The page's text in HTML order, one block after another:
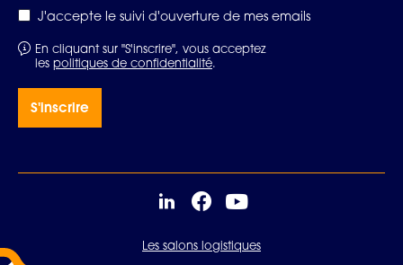
J'accepte le suivi d'ouverture de mes emails
En cliquant sur "S'inscrire", vous acceptez
les politiques de confidentialité.
Les salons logistiques